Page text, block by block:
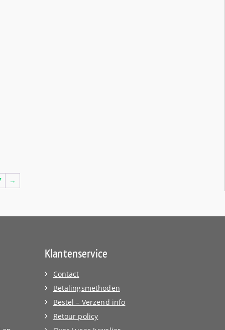
→
Klantenservice
Contact
Betalingsmethoden
Bestel – Verzend info
Retour policy